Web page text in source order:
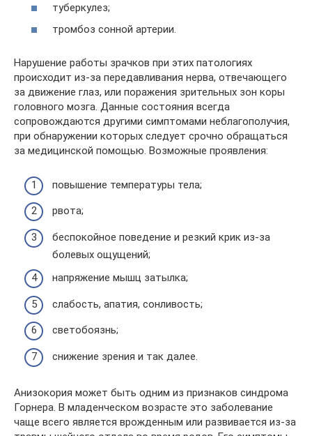
туберкулез;
тромбоз сонной артерии.
Нарушение работы зрачков при этих патологиях
происходит из-за передавливания нерва, отвечающего
за движение глаз, или поражения зрительных зон коры
головного мозга. Данные состояния всегда
сопровождаются другими симптомами неблагополучия,
при обнаружении которых следует срочно обращаться
за медицинской помощью. Возможные проявления:
повышение температуры тела;
рвота;
беспокойное поведение и резкий крик из-за
болевых ощущений;
напряжение мышц затылка;
слабость, апатия, сонливость;
светобоязнь;
снижение зрения и так далее.
Анизокория может быть одним из признаков синдрома
Горнера. В младенческом возрасте это заболевание
чаще всего является врожденным или развивается из-за